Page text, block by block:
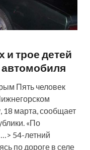
трое детей
автомобиля
Пять человек
18 марта, сообщает
«По
54-летний
по дороге в селе